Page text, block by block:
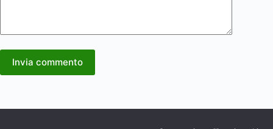
Invia commento